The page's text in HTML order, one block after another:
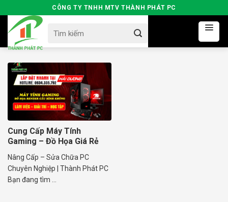
to
content
CÔNG TY TNHH MTV THÀNH PHÁT PC
for:
Cung Cấp Máy Tính
Gaming – Đồ Họa Giá Rẻ
Cấu Hình Khủng
Nâng Cấp – Sửa Chữa PC
Chuyên Nghiệp | Thành Phát PC
Bạn đang tìm ...